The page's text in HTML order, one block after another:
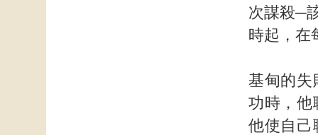
次謀殺─
時起，在
基甸的失
功時，他
他使自己